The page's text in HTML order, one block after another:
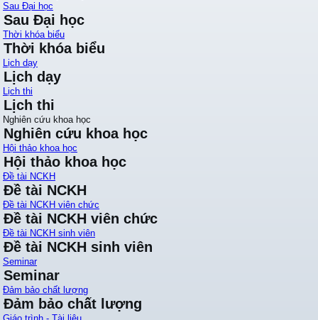
Sau Đại học
Sau Đại học
Thời khóa biểu
Thời khóa biểu
Lịch dạy
Lịch dạy
Lịch thi
Lịch thi
Nghiên cứu khoa học
Nghiên cứu khoa học
Hội thảo khoa học
Hội thảo khoa học
Đề tài NCKH
Đề tài NCKH
Đề tài NCKH viên chức
Đề tài NCKH viên chức
Đề tài NCKH sinh viên
Đề tài NCKH sinh viên
Seminar
Seminar
Đảm bảo chất lượng
Đảm bảo chất lượng